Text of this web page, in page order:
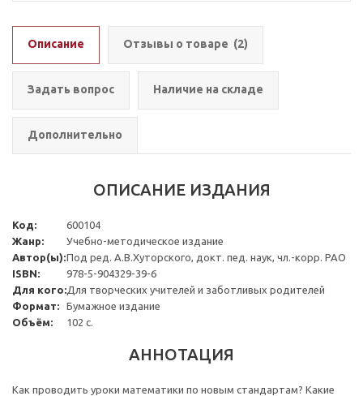
Описание Отзывы о товаре (2)
Задать вопрос Наличие на складе
Дополнительно
ОПИСАНИЕ ИЗДАНИЯ
Код:
600104
Жанр:
Учебно-методическое издание
Автор(ы):Под ред. А.В.Хуторского, докт. пед. наук, чл.-корр. РАО
ISBN:
978-5-904329-39-6
Для кого:Для творческих учителей и заботливых родителей
Формат:
Бумажное издание
Объём:
102 с.
АННОТАЦИЯ
Как проводить уроки математики по новым стандартам? Какие